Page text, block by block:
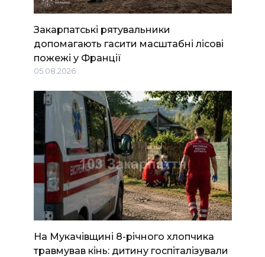
Закарпатські рятувальники
допомагають гасити масштабні лісові
пожежі у Франції
05.08.2026
На Мукачівщині 8-річного хлопчика
травмував кінь: дитину госпіталізували